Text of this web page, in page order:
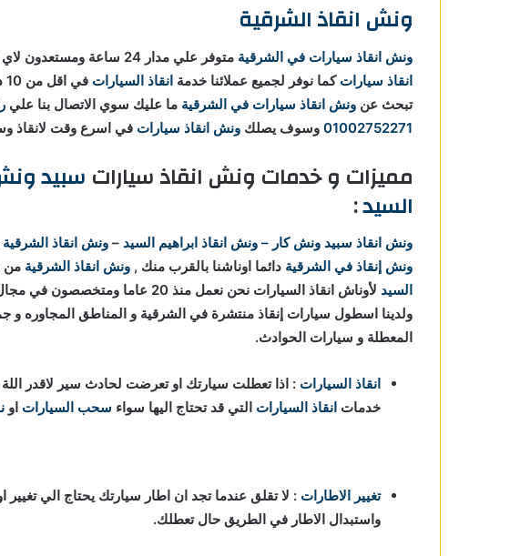
ونش انقاذ الشرقية
ونش انقاذ سيارات في الشرقية متوفر علي مدار 24 ساعة ومستعدون لاي ظروف طارئة تستدعي الاستعانة بـ
انقاذ سيارات كما نوفر لجميع عملائنا خدمة انقاذ السيارات في اقل من 10 دقائق
تبحث عن ونش انقاذ سيارات في الشرقية ما عليك سوي الاتصال بنا علي
01002752271 وسوف يصلك ونش انقاذ سيارات في اسرع وقت لانقاذ
مميزات و خدمات ونش انقاذ سيارات سبيد
السيد:
ونش انقاذ سبيد ونش كار – ونش انقاذ ابراهيم السيد – ونش انقاذ الشرقية
ونش إنقاذ في الشرقية دائما اوناشنا بالقرب منك , ونش انقاذ الشرقية من
السيد
لأوناش انقاذ السيارات نحن نعمل منذ
ولدينا اسطول سيارات إنقاذ منتشرة في الشرقية و المناطق المجاوره و
المعطلة و سيارات الحوادث.
انقاذ السيارات : اذا تعطلت سيارتك او تعرضت لحادث سير لاقدر
خدمات انقاذ السيارات التي قد تحتاج اليها سواء سحب السيارات او
تغيير الاطارات : لا تقلق عندما تجد ان اطار سيارتك يحتاج الي تغيير
واستبدال الاطار في الطريق حال تعطلك.